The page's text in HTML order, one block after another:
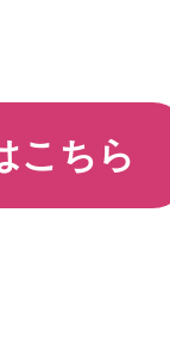
こちら